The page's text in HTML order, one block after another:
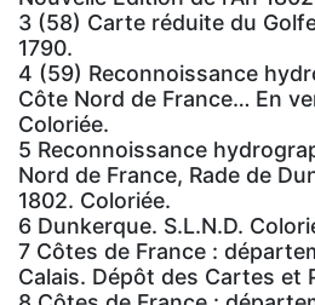
3 (58) Carte réduite du
1790.
4 (59) Reconnoissance
Côte Nord de France… En
Coloriée.
5 Reconnoissance
Nord de France, Rade de
1802. Coloriée.
6 Dunkerque. S.L.N.D.
7 Côtes de France :
Calais. Dépôt des Cartes et